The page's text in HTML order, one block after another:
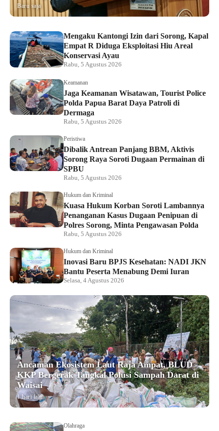
Baru saja
Mengaku Kantongi Izin dari Sorong, Kapal
Empat R Diduga Eksploitasi Hiu Areal
Konservasi Ayau
Rabu, 5 Agustus 2026
Keamanan
Jaga Keamanan Wisatawan, Tourist Police
Polda Papua Barat Daya Patroli di
Dermaga
Rabu, 5 Agustus 2026
Peristiwa
Dibalik Antrean Panjang BBM, Aktivis
Sorong Raya Soroti Dugaan Permainan di
SPBU
Rabu, 5 Agustus 2026
Hukum dan Kriminal
Kuasa Hukum Korban Soroti Lambannya
Penanganan Kasus Dugaan Penipuan di
Polres Sorong, Minta Pengawasan Polda
Rabu, 5 Agustus 2026
Hukum dan Kriminal
Inovasi Baru BPJS Kesehatan: NADI JKN
Bantu Peserta Menabung Demi Iuran
Selasa, 4 Agustus 2026
Ancaman Ekosistem Laut Raja Ampat, BLUD
KKP Bergerak Tangkal Polusi Sampah Darat di
Waisai
1 hari lalu
Olahraga